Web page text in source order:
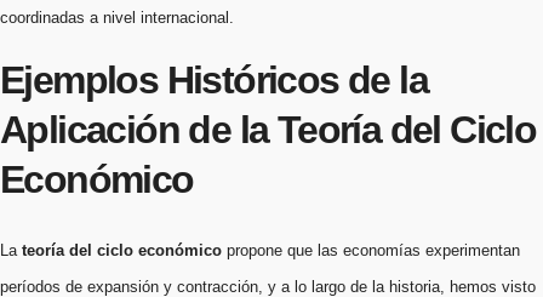
coordinadas a nivel internacional.
Ejemplos Históricos de la
Aplicación de la Teoría del Ciclo
Económico
La teoría del ciclo económico propone que las economías experimentan
períodos de expansión y contracción, y a lo largo de la historia, hemos visto